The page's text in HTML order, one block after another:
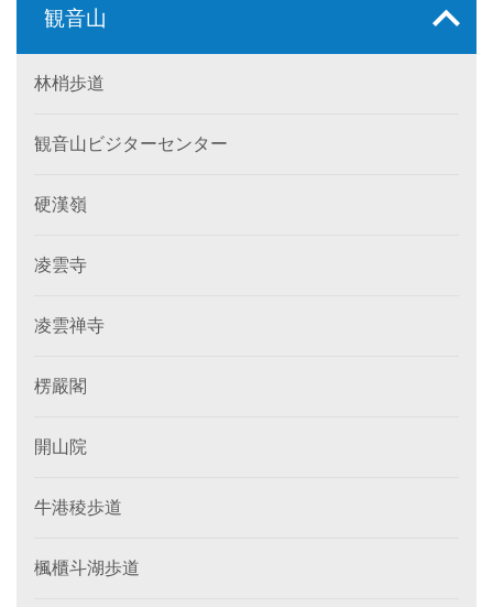
観音山
林梢歩道
観音山ビジターセンター
硬漢嶺
凌雲寺
凌雲禅寺
楞嚴閣
開山院
牛港稜歩道
楓櫃斗湖歩道